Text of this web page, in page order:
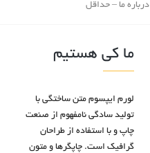
درباره ما – حداقل
ما کی هستیم
لورم ایپسوم متن ساختگی با
تولید سادگی نامفهوم از صنعت
چاپ و با استفاده از طراحان
گرافیک است. چاپگرها و متون